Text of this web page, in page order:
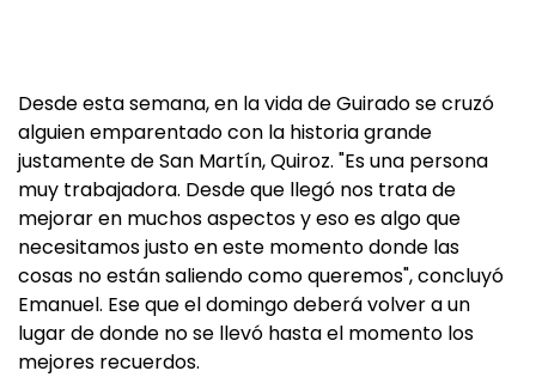
Desde esta semana, en la vida de Guirado se cruzó
alguien emparentado con la historia grande
justamente de San Martín, Quiroz. "Es una persona
muy trabajadora. Desde que llegó nos trata de
mejorar en muchos aspectos y eso es algo que
necesitamos justo en este momento donde las
cosas no están saliendo como queremos", concluyó
Emanuel. Ese que el domingo deberá volver a un
lugar de donde no se llevó hasta el momento los
mejores recuerdos.